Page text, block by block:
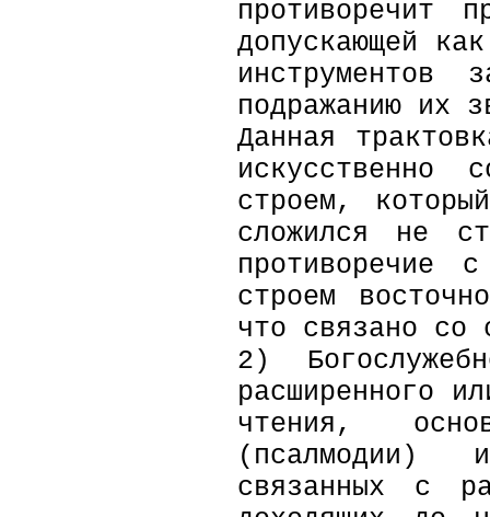
противоречит
допускающей
инструментов
подражанию их
Данная
искусственно
строем,
сложился не
противоречие
строем
что связано со
2)
расширенного
чтения,
(псалмодии)
связанных с